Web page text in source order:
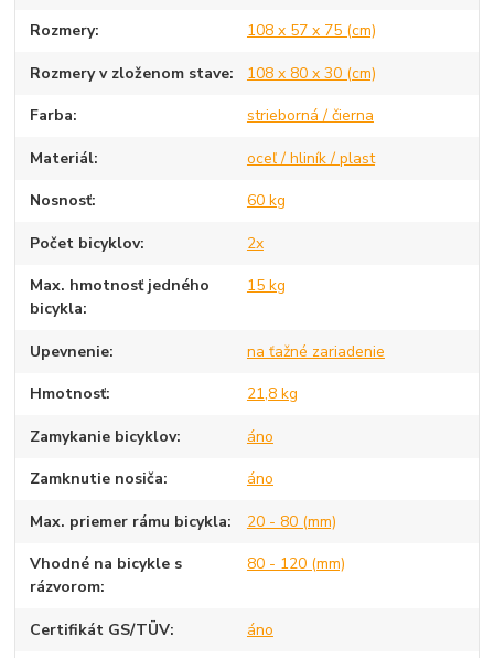
Rozmery 108 x 57 x 75 (cm)
Rozmery v zloženom stave 108 x 80 x 30 (cm)
Farba strieborná / čierna
Materiál oceľ / hliník / plast
Nosnosť 60 kg
Počet bicyklov 2x
Max. hmotnosť jedného
bicykla
15 kg
Upevnenie na ťažné zariadenie
Hmotnosť 21,8 kg
Zamykanie bicyklov áno
Zamknutie nosiča áno
Max. priemer rámu bicykla 20 - 80 (mm)
Vhodné na bicykle s
rázvorom
80 - 120 (mm)
Certifikát GS/TÜV áno